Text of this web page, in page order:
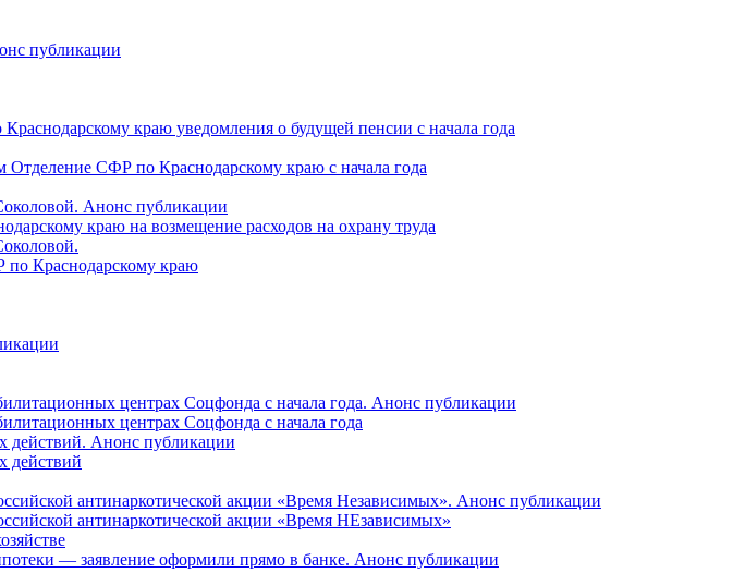
публикации
краю уведомления о будущей пенсии с начала года
Отделение СФР по Краснодарскому краю с начала года
Анонс публикации
краю на возмещение расходов на охрану труда
по Краснодарскому краю
центрах Соцфонда с начала года. Анонс публикации
центрах Соцфонда с начала года
действий. Анонс публикации
действий
антинаркотической акции «Время Независимых». Анонс публикации
антинаркотической акции «Время НЕзависимых»
— заявление оформили прямо в банке. Анонс публикации